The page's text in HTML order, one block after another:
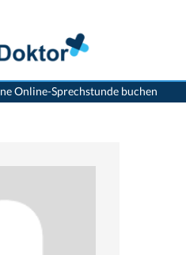
Online-Sprechstunde buchen
Markus Riek>Praxis von Dr. Markus Riek